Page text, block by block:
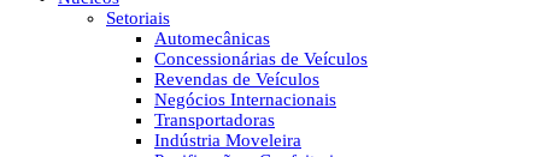
Setoriais
Automecânicas
Concessionárias de Veículos
Revendas de Veículos
Negócios Internacionais
Transportadoras
Indústria Moveleira